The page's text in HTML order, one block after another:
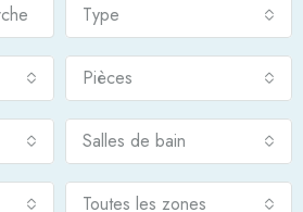
Type
Pièces
Salles de bain
Toutes les zones